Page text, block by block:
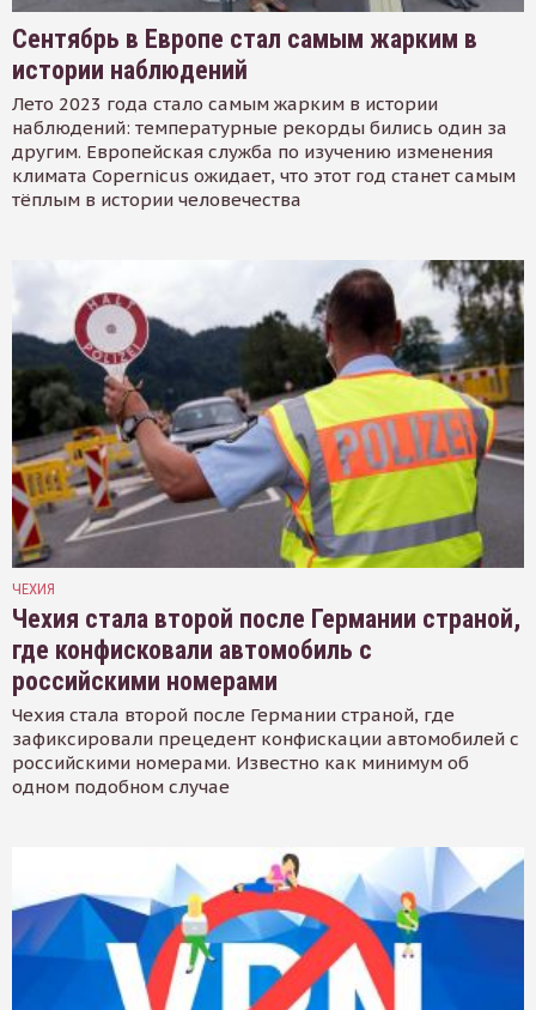
Сентябрь в Европе стал самым жарким в
истории наблюдений
Лето 2023 года стало самым жарким в истории
наблюдений: температурные рекорды бились один за
другим. Европейская служба по изучению изменения
климата Copernicus ожидает, что этот год станет самым
тёплым в истории человечества
ЧЕХИЯ
Чехия стала второй после Германии страной,
где конфисковали автомобиль с
российскими номерами
Чехия стала второй после Германии страной, где
зафиксировали прецедент конфискации автомобилей с
российскими номерами. Известно как минимум об
одном подобном случае